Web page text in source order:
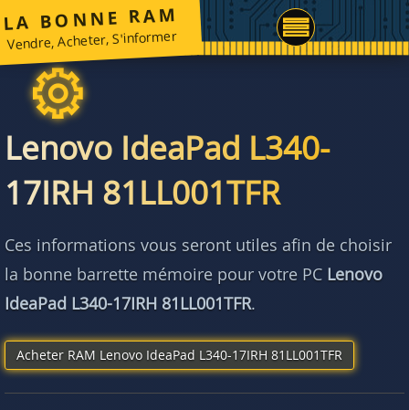
LA BONNE RAM
Vendre, Acheter, S'informer
Lenovo IdeaPad L340-
17IRH 81LL001TFR
Ces informations vous seront utiles afin de choisir
la bonne barrette mémoire pour votre PC Lenovo
IdeaPad L340-17IRH 81LL001TFR.
Acheter RAM Lenovo IdeaPad L340-17IRH 81LL001TFR